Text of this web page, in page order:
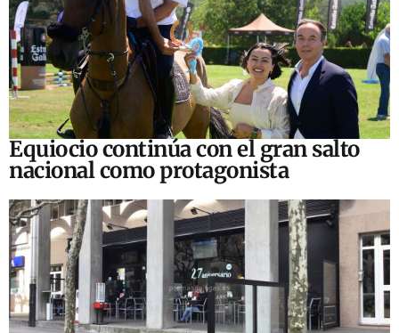
Equiocio continúa con el gran salto
nacional como protagonista